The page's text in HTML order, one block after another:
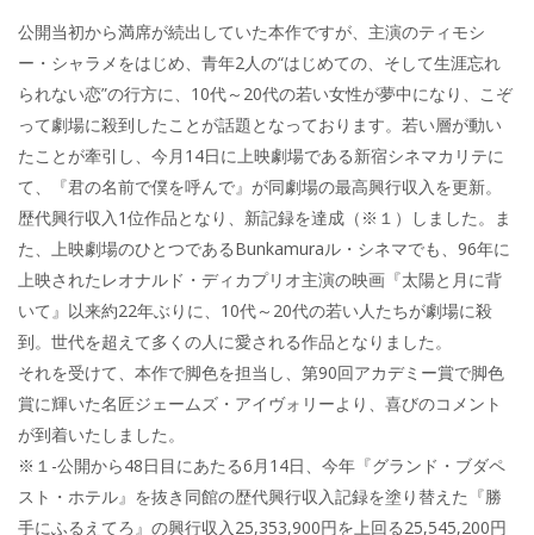
公開当初から満席が続出していた本作ですが、主演のティモシ
ー・シャラメをはじめ、青年2人の“はじめての、そして生涯忘れ
られない恋”の行方に、10代～20代の若い女性が夢中になり、こぞ
って劇場に殺到したことが話題となっております。若い層が動い
たことが牽引し、今月14日に上映劇場である新宿シネマカリテに
て、『君の名前で僕を呼んで』が同劇場の最高興行収入を更新。
歴代興行収入1位作品となり、新記録を達成（※１）しました。ま
た、上映劇場のひとつであるBunkamuraル・シネマでも、96年に
上映されたレオナルド・ディカプリオ主演の映画『太陽と月に背
いて』以来約22年ぶりに、10代～20代の若い人たちが劇場に殺
到。世代を超えて多くの人に愛される作品となりました。
それを受けて、本作で脚色を担当し、第90回アカデミー賞で脚色
賞に輝いた名匠ジェームズ・アイヴォリーより、喜びのコメント
が到着いたしました。
※１-公開から48日目にあたる6月14日、今年『グランド・ブダペ
スト・ホテル』を抜き同館の歴代興行収入記録を塗り替えた『勝
手にふるえてろ』の興行収入25,353,900円を上回る25,545,200円